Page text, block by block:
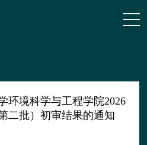
环境科学与工程学院2026
二批）初审结果的通知